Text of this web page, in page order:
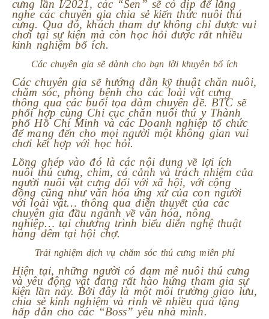
cưng lần I/2021, các “Sen” sẽ có dịp để lắng
nghe các chuyên gia chia sẻ kiến thức nuôi thú
cưng. Qua đó, khách tham dự không chỉ được vui
chơi tại sự kiện mà còn học hỏi được rất nhiều
kinh nghiệm bổ ích.
Các chuyên gia sẽ dành cho bạn lời khuyên bổ ích
Các chuyên gia sẽ hướng dẫn kỹ thuật chăn nuôi,
chăm sóc, phòng bệnh cho các loài vật cưng
thông qua các buổi tọa đàm chuyên đề. BTC sẽ
phối hợp cùng Chi cục chăn nuôi thú y Thành
phố Hồ Chí Minh và các Doanh nghiệp tổ chức
để mang đến cho mọi người một không gian vui
chơi kết hợp với học hỏi.
Lồng ghép vào đó là các nội dung về lợi ích
nuôi thú cưng, chim, cá cảnh và trách nhiệm của
người nuôi vật cưng đối với xã hội, với cộng
đồng cũng như văn hóa ứng xử của con người
với loài vật… thông qua diễn thuyết của các
chuyên gia đầu ngành về văn hóa, nông
nghiệp… tại chương trình biểu diễn nghệ thuật
hàng đêm tại hội chợ.
Trải nghiệm dịch vụ chăm sóc thú cưng miễn phí
Hiện tại, những người có đam mê nuôi thú cưng
và yêu động vật đang rất hào hứng tham gia sự
kiện lần này. Bởi đây là một môi trường giao lưu,
chia sẻ kinh nghiệm và rinh về nhiều quà tặng
hấp dẫn cho các “Boss” yêu nhà mình.